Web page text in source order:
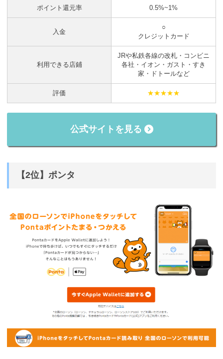
ポイント還元率 0.5%~1%
入金
○
クレジットカード
利用できる店鋪
JRや私鉄各線の改札・コンビニ
各社・イオン・ガスト・すき
家・ドトールなど
評価 ★★★★★
公式サイトを見る
【2位】ポンタ